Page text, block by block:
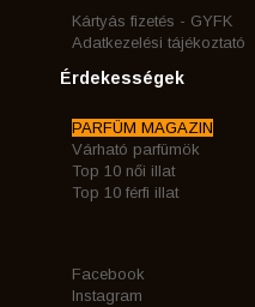
Kártyás fizetés - GYFK
Adatkezelési tájékoztató
Érdekességek
PARFÜM MAGAZIN
Várható parfümök
Top 10 női illat
Top 10 férfi illat
Facebook
Instagram